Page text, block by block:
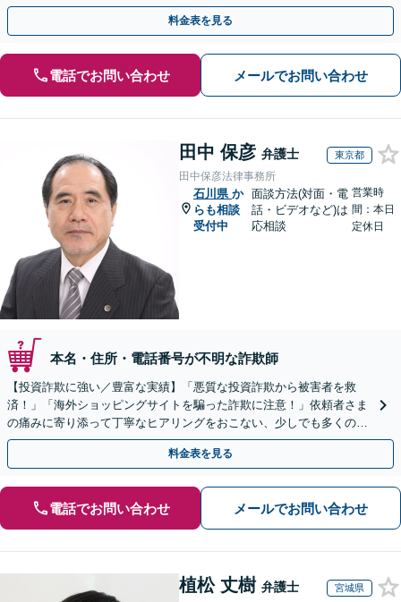
決に導いた実績あり。まずはお気軽にご相談ください
料金表を見る
電話でお問い合わせ メールでお問い合わせ
田中 保彦 弁護士 東京都
田中保彦法律事務所
石川県 か
らも相談
受付中
面談方法(対面・電
話・ビデオなど)は
応相談
営業時
間：本日
定休日
本名・住所・電話番号が不明な詐欺師
【投資詐欺に強い／豊富な実績】「悪質な投資詐欺から被害者を救
済！」「海外ショッピングサイトを騙った詐欺に注意！」依頼者さま
の痛みに寄り添って丁寧なヒアリングをおこない、少しでも多くの返
金が得られるよう尽力します！
料金表を見る
電話でお問い合わせ メールでお問い合わせ
植松 丈樹 弁護士 宮城県